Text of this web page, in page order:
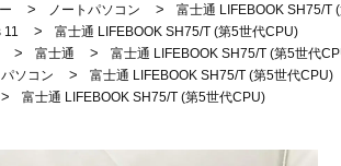
> ノートパソコン >
富士通 LIFEBOOK SH75/T
11 >
富士通 LIFEBOOK SH75/T (第5世代CPU)
> 富士通 >
富士通 LIFEBOOK SH75/T (第5世代
ソコン >
富士通 LIFEBOOK SH75/T (第5世代CPU)
> 富士通 LIFEBOOK SH75/T (第5世代CPU)